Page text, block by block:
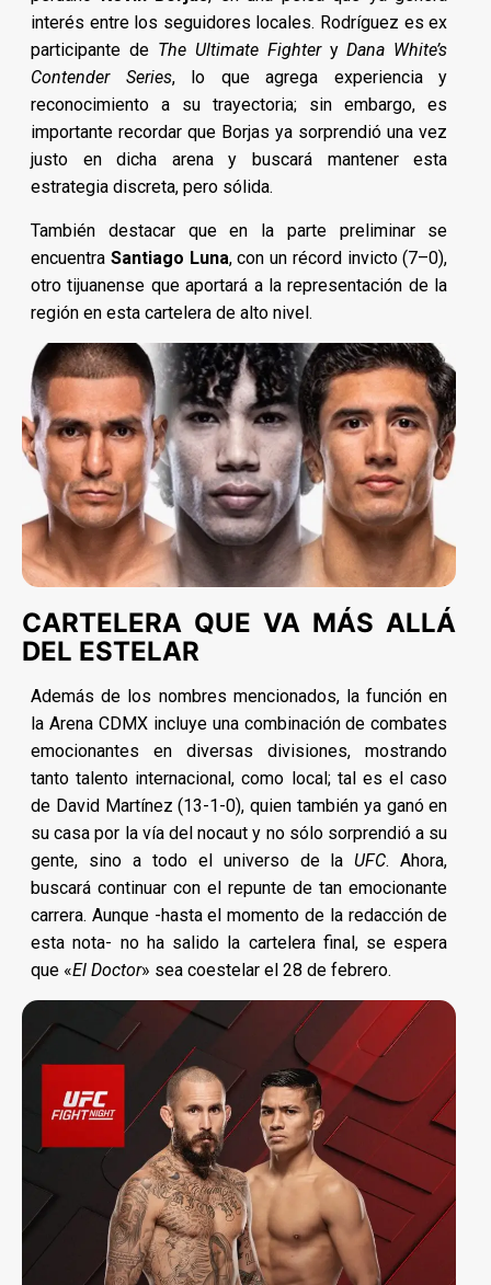
interés entre los seguidores locales. Rodríguez es ex
participante de The Ultimate FighteryDana White’s
Contender Series, lo que agrega experiencia y
reconocimiento a su trayectoria; sin embargo, es
importante recordar que Borjas ya sorprendió una vez
justo en dicha arena y buscará mantener esta
estrategia discreta, pero sólida.
También destacar que en la parte preliminar se
encuentra Santiago Luna, con un récord invicto (7–0),
otro tijuanense que aportará a la representación de la
región en esta cartelera de alto nivel.
CARTELERA QUE VA MÁS ALLÁ
DEL ESTELAR
Además de los nombres mencionados, la función en
la Arena CDMX incluye una combinación de combates
emocionantes en diversas divisiones, mostrando
tanto talento internacional, como local; tal es el caso
de David Martínez (13-1-0), quien también ya ganó en
su casa por la vía del nocaut y no sólo sorprendió a su
gente, sino a todo el universo de la UFC. Ahora,
buscará continuar con el repunte de tan emocionante
carrera. Aunque -hasta el momento de la redacción de
esta nota- no ha salido la cartelera final, se espera
que «El Doctor» sea coestelar el 28 de febrero.